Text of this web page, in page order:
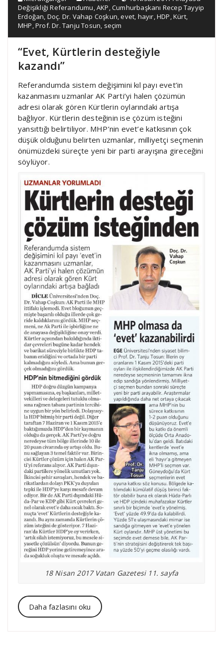
Değişikliği Referandumu ,AKP ,Cumhurbaşkanı Recep Tayyip
Erdoğan Doç. Dr. Vahap Coşkun ,evet hayır ,HDP ,Kürt,
MHP ,Prof. Dr. Tanju Tosun seçim
“Evet, Kürtlerin desteğiyle
kazandı”
Referandumda sistem değişimini kıl payı evet’in
kazanmasını uzmanlar AK Parti’yi halen çözümün
adresi olarak gören Kürtlerin oylarındaki artışa
bağlıyor. Kürtlerin desteğinin ise çözüm isteğini
yansıttığı belirtiliyor. MHP’nin evet’e katkısının çok
düşük olduğunu belirten uzmanlar, milliyetçi seçmenin
önümüzdeki süreçte yeni bir parti arayışına gireceğini
söylüyor.
18 Nisan 2017 Vatan Gazetesi 11. sayfa
Daha fazlasını oku